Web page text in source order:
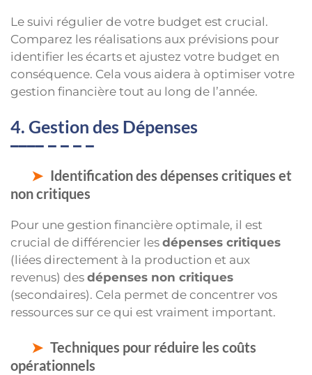
Le suivi régulier de votre budget est crucial.
Comparez les réalisations aux prévisions pour
identifier les écarts et ajustez votre budget en
conséquence. Cela vous aidera à optimiser votre
gestion financière tout au long de l’année.
4. Gestion des Dépenses
Identification des dépenses critiques et
non critiques
Pour une gestion financière optimale, il est
crucial de différencier les dépenses critiques
(liées directement à la production et aux
revenus) des dépenses non critiques
(secondaires). Cela permet de concentrer vos
ressources sur ce qui est vraiment important.
Techniques pour réduire les coûts
opérationnels